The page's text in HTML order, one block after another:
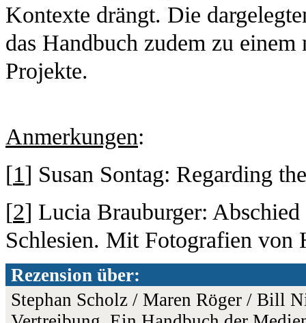
Kontexte drängt. Die
das Handbuch zudem zu
Projekte.
Anmerkungen:
[1] Susan Sontag: Regarding
[2] Lucia Brauburger:
Schlesien. Mit Fotografien von
Rezension über:
Stephan Scholz / Maren Röger / Bill